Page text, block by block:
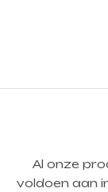
Al onze
voldoen aan